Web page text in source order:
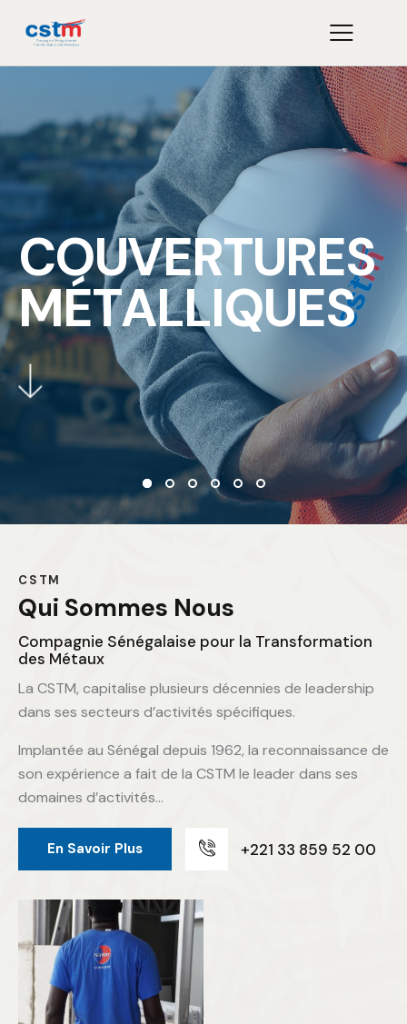
COUVERTURES
MÉTALLIQUES
CSTM
Qui Sommes Nous
Compagnie Sénégalaise pour la Transformation
des Métaux
La CSTM, capitalise plusieurs décennies de leadership
dans ses secteurs d’activités spécifiques.
Implantée au Sénégal depuis 1962, la reconnaissance de
son expérience a fait de la CSTM le leader dans ses
domaines d’activités…
En Savoir Plus +221 33 859 52 00